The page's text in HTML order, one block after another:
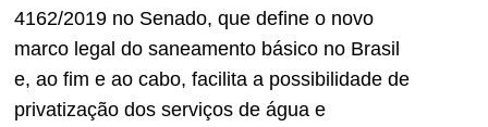
4162/2019 no Senado, que define o novo
marco legal do saneamento básico no Brasil
e, ao fim e ao cabo, facilita a possibilidade de
privatização dos serviços de água e